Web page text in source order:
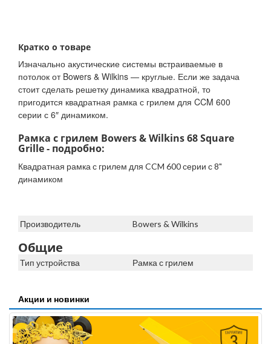
Кратко о товаре
Изначально акустические системы встраиваемые в
потолок от Bowers & Wilkins — круглые. Если же задача
стоит сделать решетку динамика квадратной, то
пригодится квадратная рамка с грилем для CCM 600
серии с 6″ динамиком.
Рамка с грилем Bowers & Wilkins 68 Square
Grille - подробно:
Квадратная рамка с грилем для CCM 600 серии с 8"
динамиком
Производитель Bowers & Wilkins
Общие
Тип устройства Рамка с грилем
Акции и новинки